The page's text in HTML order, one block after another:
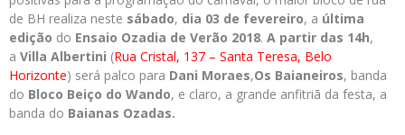
de BH realiza neste sábado, dia 03 de fevereiro, a última
edição do Ensaio Ozadia de Verão 2018. A partir das 14h,
a Villa Albertini (Rua Cristal, 137 – Santa Teresa, Belo
Horizonte) será palco para Dani Moraes,Os Baianeiros, banda
do Bloco Beiço do Wando, e claro, a grande anfitriã da festa, a
banda do Baianas Ozadas.